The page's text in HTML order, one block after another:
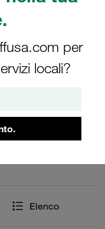
per
locali?
di sicurezza
3000 PSI)
Elenco